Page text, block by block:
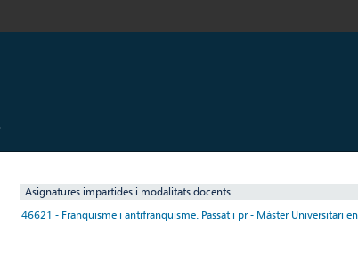
Asignatures impartides i modalitats docents
46621 - Franquisme i antifranquisme. Passat i pr - Màster Universitari